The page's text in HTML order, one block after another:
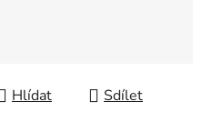
Hlídat Sdílet